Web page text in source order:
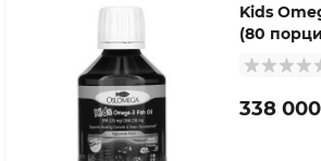
Kids
(80
338